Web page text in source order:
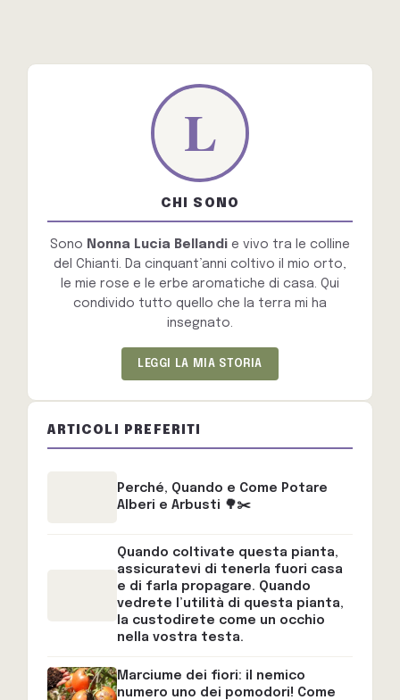
CHI SONO
Sono Nonna Lucia Bellandi e vivo tra le colline
del Chianti. Da cinquant’anni coltivo il mio orto,
le mie rose e le erbe aromatiche di casa. Qui
condivido tutto quello che la terra mi ha
insegnato.
LEGGI LA MIA STORIA
ARTICOLI PREFERITI
Perché, Quando e Come Potare
Alberi e Arbusti 🌳✂️
Quando coltivate questa pianta,
assicuratevi di tenerla fuori casa
e di farla propagare. Quando
vedrete l’utilità di questa pianta,
la custodirete come un occhio
nella vostra testa.
Marciume dei fiori: il nemico
numero uno dei pomodori! Come